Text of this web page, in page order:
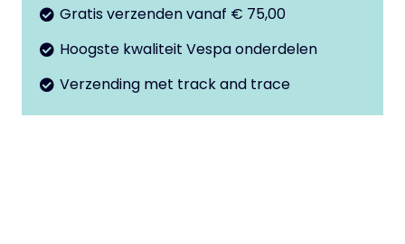
Gratis verzenden vanaf € 75,00
Hoogste kwaliteit Vespa onderdelen
Verzending met track and trace